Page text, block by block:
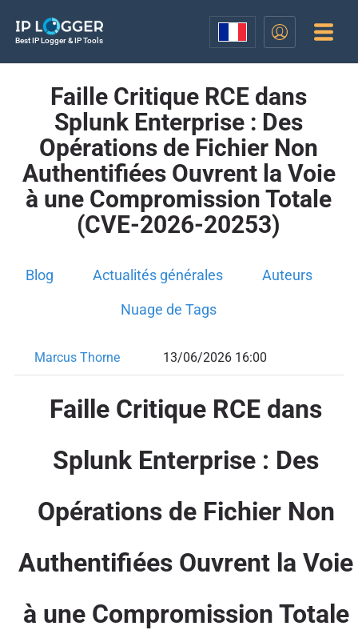
Best IP Logger & IP Tools
Faille Critique RCE dans
Splunk Enterprise : Des
Opérations de Fichier Non
Authentifiées Ouvrent la Voie
à une Compromission Totale
(CVE-2026-20253)
Blog Actualités générales Auteurs
Nuage de Tags
Marcus Thorne 13/06/2026 16:00
Faille Critique RCE dans
Splunk Enterprise : Des
Opérations de Fichier Non
Authentifiées Ouvrent la Voie
à une Compromission Totale